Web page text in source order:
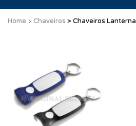
Home Chaveiros > Chaveiros Lanterna